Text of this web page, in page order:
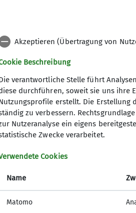
Service
Mitglied werden
Akzeptieren (Übertragung von
Beschreibung
verantwortliche Stelle führt
durchführen, soweit sie uns ihre
erstellt. Die Erstellung
zu verbessern.
Nutzeranalyse ein eigens
Zwecke verarbeitet.
Cookies
Name
Matomo